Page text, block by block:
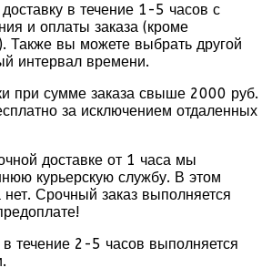
в течение 1-5 часов с
и оплаты заказа (кроме
Также вы можете выбрать другой
интервал времени.
при сумме заказа свыше 2000 руб.
за исключением отдаленных
доставке от 1 часа мы
курьерскую службу. В этом
нет. Срочный заказ выполняется
течение 2-5 часов выполняется